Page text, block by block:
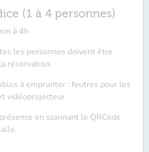
(1 à 4 personnes)
à 4h.
les personnes doivent être
réservation.
à emprunter : feutres pour les
vidéoprojecteur
en scannant le QRCode